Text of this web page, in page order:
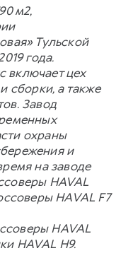
м2,
Тульской
года.
включает цех
сборки, а также
Завод
охраны
и
на заводе
HAVAL
HAVAL F7
HAVAL
HAVAL H9.